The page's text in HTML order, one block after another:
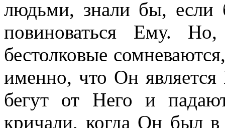
людьми, знали бы,
повиноваться Ему.
бестолковые
именно, что Он
бегут от Него и
кричали, когда Он был